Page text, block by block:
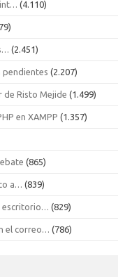
(4.110)
(2.451)
pendientes (2.207)
de Risto Mejide (1.499)
en XAMPP (1.357)
(865)
a… (839)
(829)
el correo… (786)